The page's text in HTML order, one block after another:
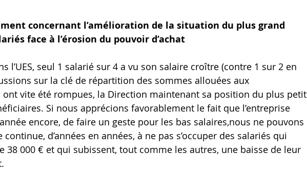
concernant l’amélioration de la situation du plus grand
face à l’érosion du pouvoir d’achat
l’UES, seul 1 salarié sur 4 a vu son salaire croître (contre 1 sur 2 en
sur la clé de répartition des sommes allouées aux
vite été rompues, la Direction maintenant sa position du plus petit
Si nous apprécions favorablement le fait que l’entreprise
encore, de faire un geste pour les bas salaires,nous ne pouvons
continue, d’années en années, à ne pas s’occuper des salariés qui
38 000 € et qui subissent, tout comme les autres, une baisse de leur